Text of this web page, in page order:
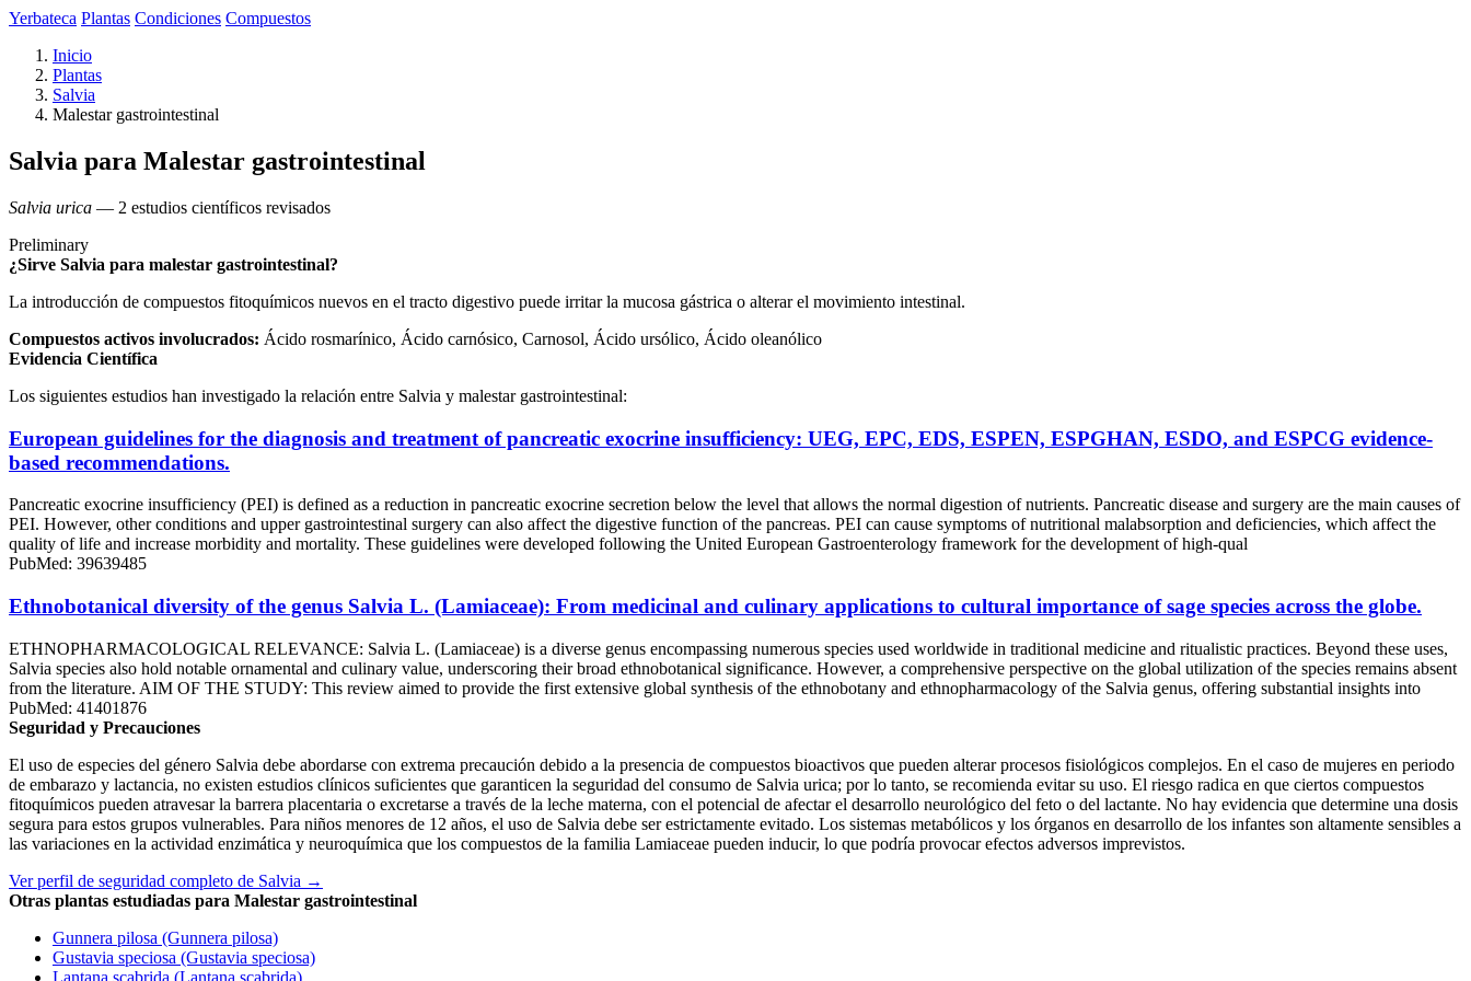
Yerbateca Plantas Condiciones Compuestos
Inicio
Plantas
Salvia
Malestar gastrointestinal
Salvia para Malestar gastrointestinal
Salvia urica — 2 estudios científicos revisados
Preliminary
¿Sirve Salvia para malestar gastrointestinal?
La introducción de compuestos fitoquímicos nuevos en el tracto digestivo puede irritar la mucosa gástrica o alterar el movimiento intestinal.
Compuestos activos involucrados: Ácido rosmarínico, Ácido carnósico, Carnosol, Ácido ursólico, Ácido oleanólico
Evidencia Científica
Los siguientes estudios han investigado la relación entre Salvia y malestar gastrointestinal:
European guidelines for the diagnosis and treatment of pancreatic exocrine insufficiency: UEG, EPC, EDS, ESPEN, ESPGHAN, ESDO, and ESPCG evidence-
based recommendations.
Pancreatic exocrine insufficiency (PEI) is defined as a reduction in pancreatic exocrine secretion below the level that allows the normal digestion of nutrients. Pancreatic disease and surgery are the main causes of
PEI. However, other conditions and upper gastrointestinal surgery can also affect the digestive function of the pancreas. PEI can cause symptoms of nutritional malabsorption and deficiencies, which affect the
quality of life and increase morbidity and mortality. These guidelines were developed following the United European Gastroenterology framework for the development of high-qual
PubMed: 39639485
Ethnobotanical diversity of the genus Salvia L. (Lamiaceae): From medicinal and culinary applications to cultural importance of sage species across the globe.
ETHNOPHARMACOLOGICAL RELEVANCE: Salvia L. (Lamiaceae) is a diverse genus encompassing numerous species used worldwide in traditional medicine and ritualistic practices. Beyond these uses,
Salvia species also hold notable ornamental and culinary value, underscoring their broad ethnobotanical significance. However, a comprehensive perspective on the global utilization of the species remains absent
from the literature. AIM OF THE STUDY: This review aimed to provide the first extensive global synthesis of the ethnobotany and ethnopharmacology of the Salvia genus, offering substantial insights into
PubMed: 41401876
Seguridad y Precauciones
El uso de especies del género Salvia debe abordarse con extrema precaución debido a la presencia de compuestos bioactivos que pueden alterar procesos fisiológicos complejos. En el caso de mujeres en periodo
de embarazo y lactancia, no existen estudios clínicos suficientes que garanticen la seguridad del consumo de Salvia urica; por lo tanto, se recomienda evitar su uso. El riesgo radica en que ciertos compuestos
fitoquímicos pueden atravesar la barrera placentaria o excretarse a través de la leche materna, con el potencial de afectar el desarrollo neurológico del feto o del lactante. No hay evidencia que determine una dosis
segura para estos grupos vulnerables. Para niños menores de 12 años, el uso de Salvia debe ser estrictamente evitado. Los sistemas metabólicos y los órganos en desarrollo de los infantes son altamente sensibles a
las variaciones en la actividad enzimática y neuroquímica que los compuestos de la familia Lamiaceae pueden inducir, lo que podría provocar efectos adversos imprevistos.
Ver perfil de seguridad completo de Salvia →
Otras plantas estudiadas para Malestar gastrointestinal
Gunnera pilosa (Gunnera pilosa)
Gustavia speciosa (Gustavia speciosa)
Lantana scabrida (Lantana scabrida)